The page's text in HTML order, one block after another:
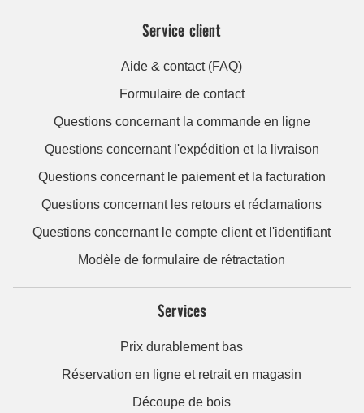
Service client
Aide & contact (FAQ)
Formulaire de contact
Questions concernant la commande en ligne
Questions concernant l'expédition et la livraison
Questions concernant le paiement et la facturation
Questions concernant les retours et réclamations
Questions concernant le compte client et l'identifiant
Modèle de formulaire de rétractation
Services
Prix durablement bas
Réservation en ligne et retrait en magasin
Découpe de bois